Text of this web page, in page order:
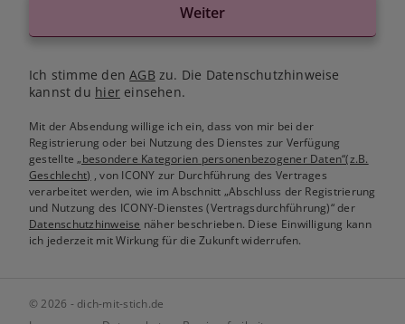
Weiter
Ich stimme denAGB zu. Die Datenschutzhinweise
kannst du hiereinsehen.
Mit der Absendung willige ich ein, dass von mir bei der
Registrierung oder bei Nutzung des Dienstes zur Verfügung
gestellte„besondere Kategorien personenbezogener Daten“(z.B.
Geschlecht) , von ICONY zur Durchführung des Vertrages
verarbeitet werden, wie im Abschnitt „Abschluss der Registrierung
und Nutzung des ICONY-Dienstes (Vertragsdurchführung)“ der
Datenschutzhinweise näher beschrieben. Diese Einwilligung kann
ich jederzeit mit Wirkung für die Zukunft widerrufen.
© 2026 - dich-mit-stich.de